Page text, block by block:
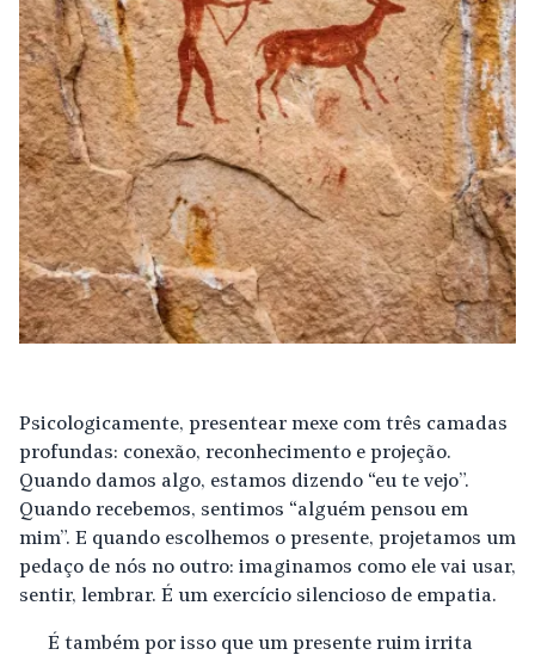
Psicologicamente, presentear mexe com três camadas
profundas: conexão, reconhecimento e projeção.
Quando damos algo, estamos dizendo “eu te vejo”.
Quando recebemos, sentimos “alguém pensou em
mim”. E quando escolhemos o presente, projetamos um
pedaço de nós no outro: imaginamos como ele vai usar,
sentir, lembrar. É um exercício silencioso de empatia.
É também por isso que um presente ruim irrita